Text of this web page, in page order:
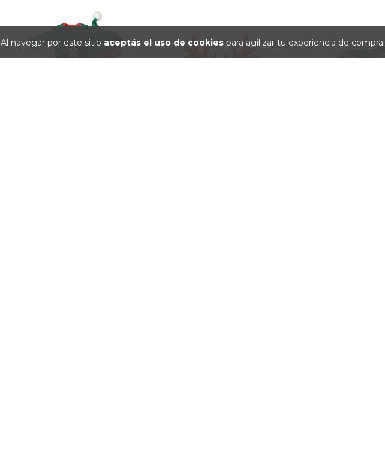
Al navegar por este sitio aceptás el uso de cookies para agilizar tu experiencia de compra.